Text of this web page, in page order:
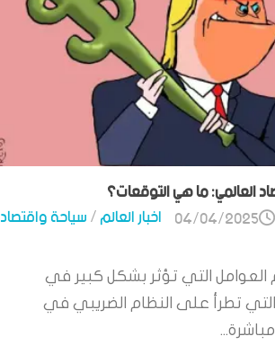
العالمي: ما هي التوقعات؟
اخبار العالم/سياحة واقتصاد 04/04/2025
العوامل التي تؤثر بشكل كبير في
التي تطرأ على النظام الضريبي في